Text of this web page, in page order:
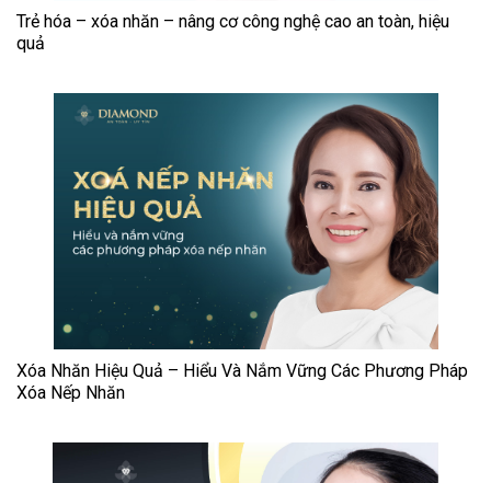
Trẻ hóa – xóa nhăn – nâng cơ công nghệ cao an toàn, hiệu
quả
Xóa Nhăn Hiệu Quả – Hiểu Và Nắm Vững Các Phương Pháp
Xóa Nếp Nhăn